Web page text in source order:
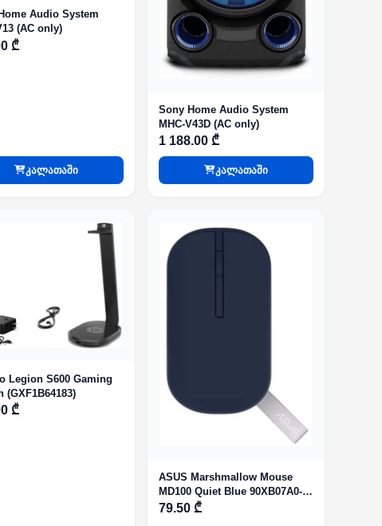
Audio System
(AC only)
₾
კალათაში
Sony Home Audio System
MHC-V43D (AC only)
1 188.00 ₾
კალათაში
Legion S600 Gaming
(GXF1B64183)
₾
ASUS Marshmallow Mouse
MD100 Quiet Blue 90XB07A0-
BMU000 (MD100)
79.50 ₾